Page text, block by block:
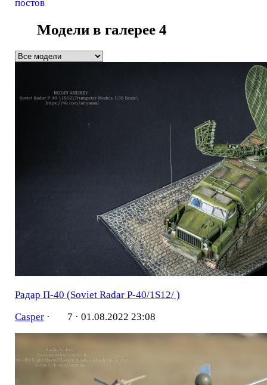
постов
Модели в галерее4
Радар П-40 (Soviet Radar P-40/1S12/ )
Casper· 7 · 01.08.2022 23:08